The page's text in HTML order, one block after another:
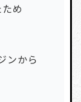
め
ンから